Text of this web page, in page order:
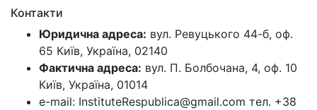
Контакти
Юридична адреса: вул. Ревуцького 44-б, оф.
65 Київ, Україна, 02140
Фактична адреса: вул. П. Болбочана, 4, оф. 10
Київ, Україна, 01014
e-mail: InstituteRespublica@gmail.com тел. +38